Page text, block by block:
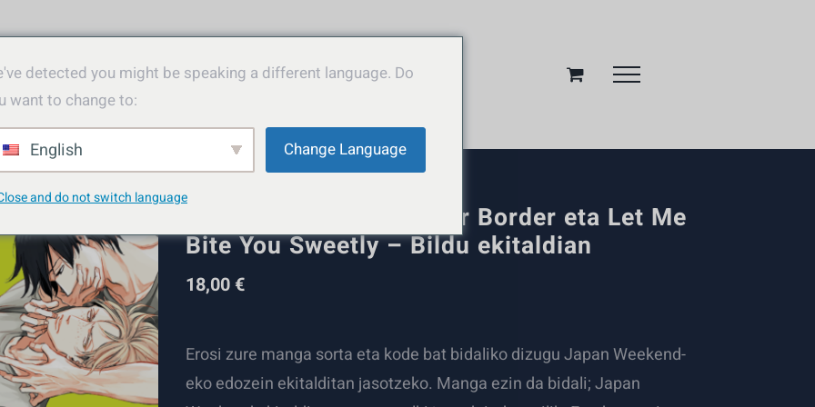
Manga Pack 2 – Wonder Border eta Let Me
Bite You Sweetly – Bildu ekitaldian
18,00 €
Erosi zure manga sorta eta kode bat bidaliko dizugu Japan Weekend-
eko edozein ekitalditan jasotzeko. Manga ezin da bidali; Japan
detected you might be speaking a different language. Do
want to change to:
English Change Language
and do not switch language